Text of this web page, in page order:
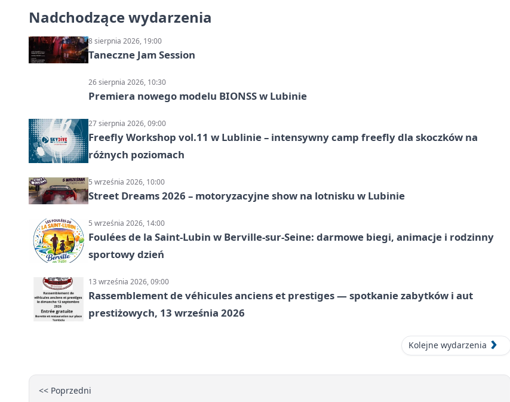
Nadchodzące wydarzenia
8 sierpnia 2026, 19:00
Taneczne Jam Session
26 sierpnia 2026, 10:30
Premiera nowego modelu BIONSS w Lubinie
27 sierpnia 2026, 09:00
Freefly Workshop vol.11 w Lublinie – intensywny camp freefly dla skoczków na
różnych poziomach
5 września 2026, 10:00
Street Dreams 2026 – motoryzacyjne show na lotnisku w Lubinie
5 września 2026, 14:00
Foulées de la Saint-Lubin w Berville-sur-Seine: darmowe biegi, animacje i rodzinny
sportowy dzień
13 września 2026, 09:00
Rassemblement de véhicules anciens et prestiges — spotkanie zabytków i aut
prestiżowych, 13 września 2026
Kolejne wydarzenia
<< Poprzedni